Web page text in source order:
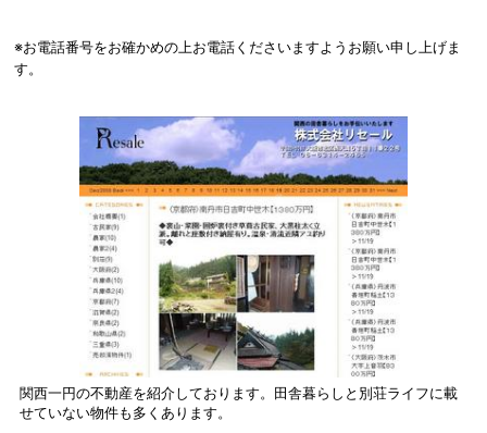
※お電話番号をお確かめの上お電話くださいますようお願い申し上げま
す。
関西一円の不動産を紹介しております。田舎暮らしと別荘ライフに載
せていない物件も多くあります。